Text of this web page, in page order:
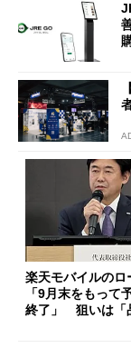
楽天モバイルのロ
「9月末をもって
終了」 狙いは「